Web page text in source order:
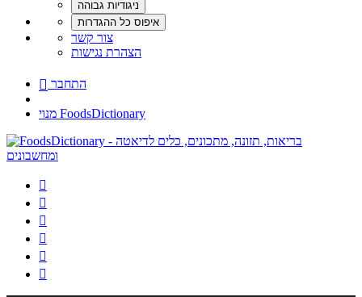
צור קשר
הצהרת נגישות
 התחבר
מנוי FoodsDictionary





